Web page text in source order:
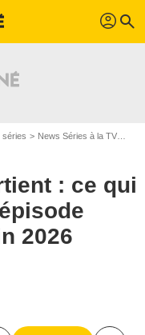
profil search
séries News Séries à la TV
: ce qui
2026